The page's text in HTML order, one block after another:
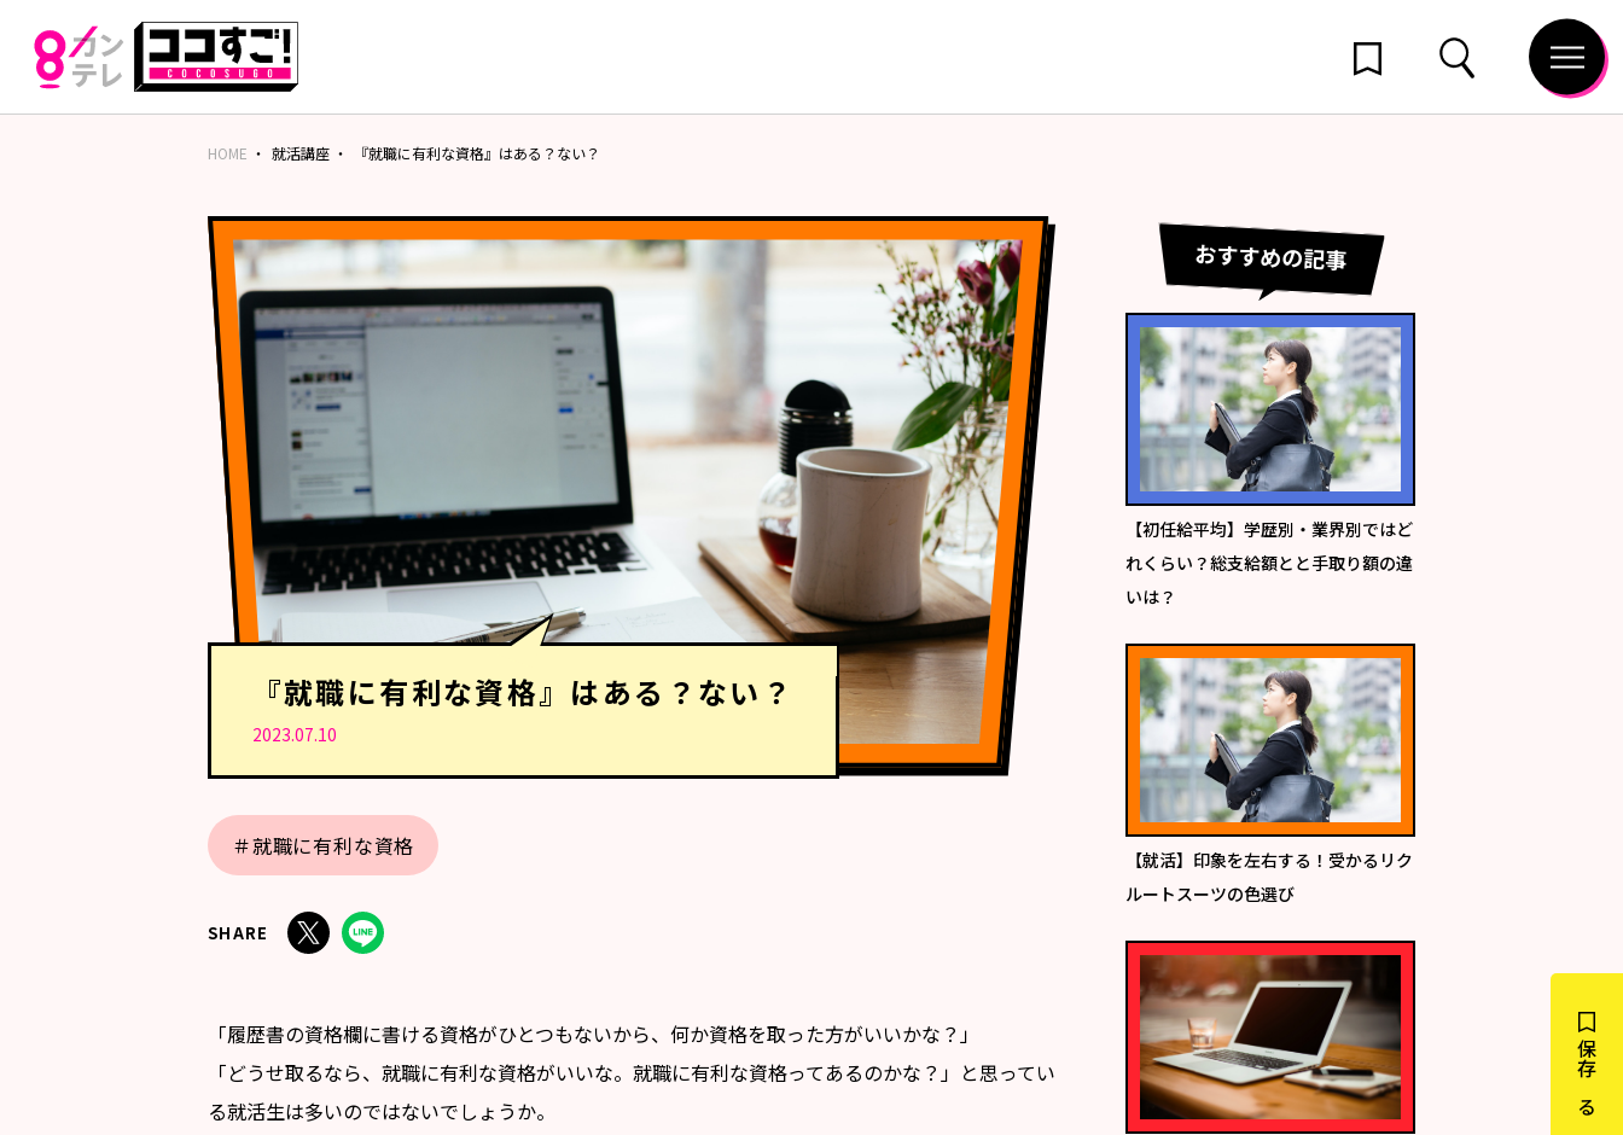
保存する
HOME 就活講座 『就職に有利な資格』はある？ない？
『就職に有利な資格』はある？ない？
2023.07.10
＃就職に有利な資格
SHARE
「履歴書の資格欄に書ける資格がひとつもないから、何か資格を取った方がいいかな？」
「どうせ取るなら、就職に有利な資格がいいな。就職に有利な資格ってあるのかな？」と思ってい
る就活生は多いのではないでしょうか。
おすすめの記事
【初任給平均】学歴別・業界別ではど
れくらい？総支給額とと手取り額の違
いは？
【就活】印象を左右する！受かるリク
ルートスーツの色選び